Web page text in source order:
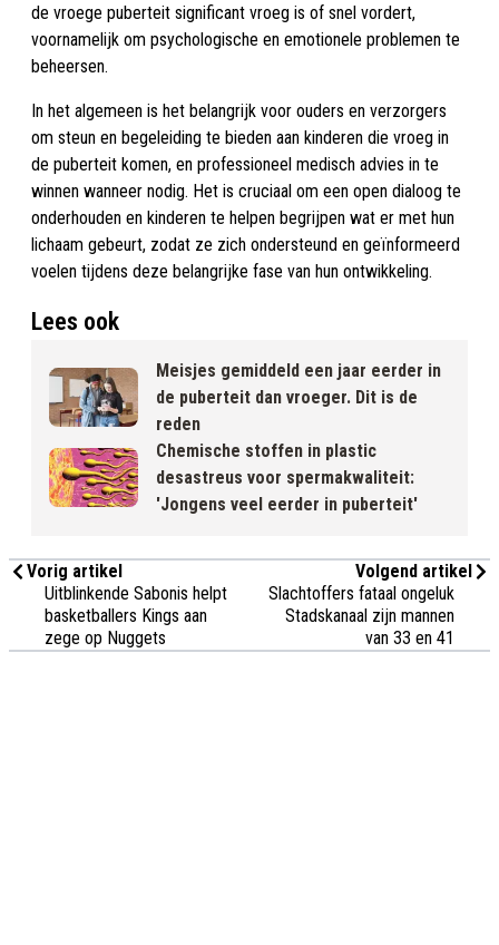
de vroege puberteit significant vroeg is of snel vordert,
voornamelijk om psychologische en emotionele problemen te
beheersen.
In het algemeen is het belangrijk voor ouders en verzorgers
om steun en begeleiding te bieden aan kinderen die vroeg in
de puberteit komen, en professioneel medisch advies in te
winnen wanneer nodig. Het is cruciaal om een open dialoog te
onderhouden en kinderen te helpen begrijpen wat er met hun
lichaam gebeurt, zodat ze zich ondersteund en geïnformeerd
voelen tijdens deze belangrijke fase van hun ontwikkeling.
Lees ook
Meisjes gemiddeld een jaar eerder in
de puberteit dan vroeger. Dit is de
reden
Chemische stoffen in plastic
desastreus voor spermakwaliteit:
'Jongens veel eerder in puberteit'
Vorig artikel
Uitblinkende Sabonis helpt
basketballers Kings aan
zege op Nuggets
Volgend artikel
Slachtoffers fataal ongeluk
Stadskanaal zijn mannen
van 33 en 41